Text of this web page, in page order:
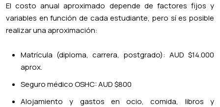
El costo anual aproximado depende de factores fijos y
variables en función de cada estudiante, pero sí es posible
realizar una aproximación:
Matrícula (diploma, carrera, postgrado): AUD $14.000
aprox.
Seguro médico OSHC: AUD $800
Alojamiento y gastos en ocio, comida, libros y